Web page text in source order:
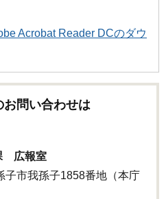
Acrobat Reader DCのダウ
お問い合わせは
広報室
市我孫子1858番地（本庁